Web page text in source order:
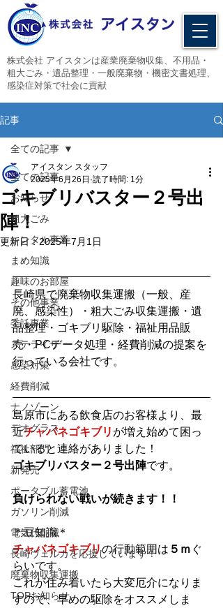
​株式会社 アイスタンは産業廃棄物収集、不用品・
粗大ごみ・遺品整理・一般廃棄物・機密文書処理、
感染症対策で社会に貢献
記事
全ての記事
お知らせ
粗大ごみ
レンタル事業
まめ知識
趣味のお部屋
その他事業
委託事業
ステライザ
感染対策
経費削減
ナノゾーン
デオグラス
福祉部門
新発売
ポータブル蓄電池
ガソリン削減
電気代削減
長崎ヴェルカを応援しています！
廃棄物収集運搬
TOPお知らせ
全ての記事
ゴキブリバスター２号出
陣！
アイスタン スタッフ
2025年6月26日 読了時間: 1分
更新日：2025年7月1日
長崎県で廃棄物収集運搬（一般、産
廃、感染性）・粗大ごみ収集運搬・遺
品整理・ゴキブリ駆除・福祉用品販
売・PCデータ処理・経費削減の提案を
行っている会社です。
島原市にある飲食店のお客様より、最
近チャバネゴキブリ が増え始めて困っ
ていると連絡がありました！
ゴキブリバスター２号出陣です。
負けられない戦いが続きます！！
＊豆知識＊
チャバネゴキブリの行動範囲は ５ｍ ぐ
らいです。
これが住み着いたら大変厄介になりま
すので、早めの駆除をオススメしま